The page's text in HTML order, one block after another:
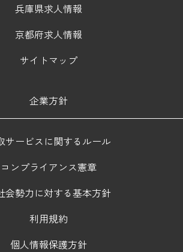
兵庫県求人情報
京都府求人情報
サイトマップ
企業方針
サービスに関するルール
コンプライアンス憲章
会勢力に対する基本方針
利用規約
個人情報保護方針